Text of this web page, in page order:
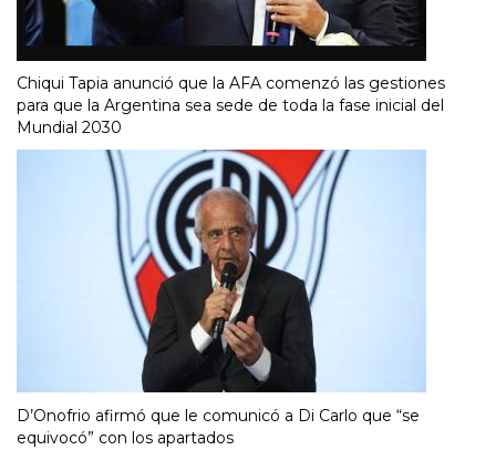
Chiqui Tapia anunció que la AFA comenzó las gestiones
para que la Argentina sea sede de toda la fase inicial del
Mundial 2030
D’Onofrio afirmó que le comunicó a Di Carlo que “se
equivocó” con los apartados